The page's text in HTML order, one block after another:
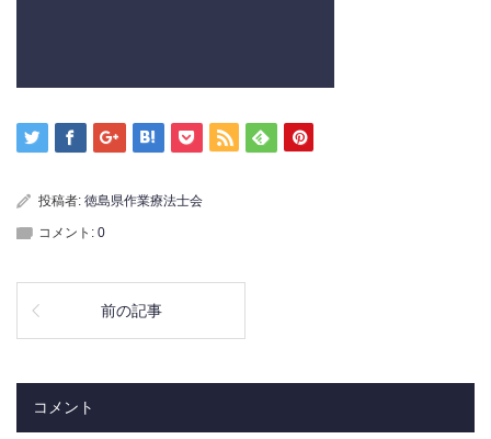
投稿者: 徳島県作業療法士会
コメント: 0
前の記事
コメント